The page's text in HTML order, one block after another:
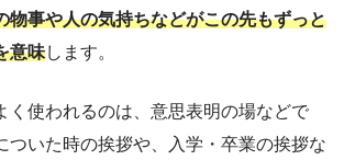
物事や人の気持ちなどがこの先もずっと
意味します。
く使われるのは、意思表明の場などで
ついた時の挨拶や、入学・卒業の挨拶な